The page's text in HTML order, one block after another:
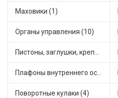
Маховики (1)
Органы управления (10)
Пистоны, заглушки, крепежные элементы (7)
Плафоны внутреннего освещения (1)
Поворотные кулаки (4)